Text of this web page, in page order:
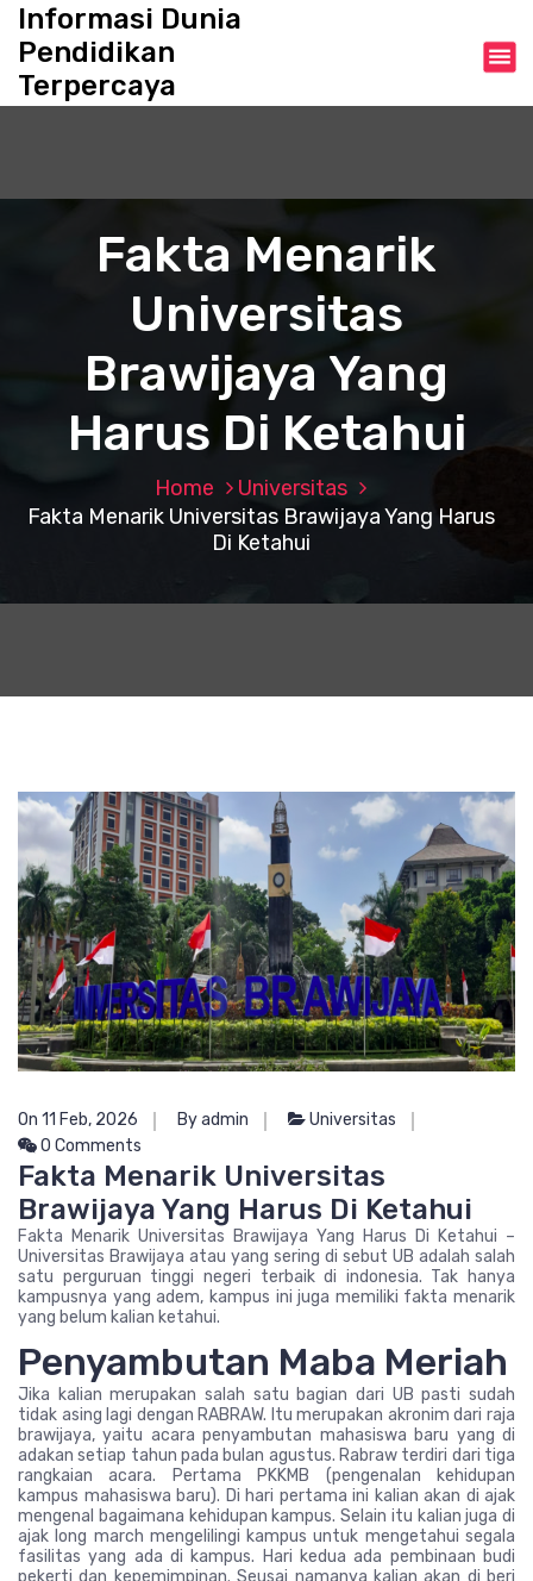
o
Informasi Dunia
Pendidikan
Terpercaya
Fakta Menarik
Universitas
Brawijaya Yang
Harus Di Ketahui
Home
Universitas
Fakta Menarik Universitas Brawijaya Yang Harus
Di Ketahui
On 11 Feb, 2026 By admin
Universitas
0 Comments
Fakta Menarik Universitas
Brawijaya Yang Harus Di Ketahui
Fakta Menarik Universitas Brawijaya Yang Harus Di Ketahui –
Universitas Brawijaya atau yang sering di sebut UB adalah salah
satu perguruan tinggi negeri terbaik di indonesia. Tak hanya
kampusnya yang adem, kampus ini juga memiliki fakta menarik
yang belum kalian ketahui.
Penyambutan Maba Meriah
Jika kalian merupakan salah satu bagian dari UB pasti sudah
tidak asing lagi dengan RABRAW. Itu merupakan akronim dari raja
brawijaya, yaitu acara penyambutan mahasiswa baru yang di
adakan setiap tahun pada bulan agustus. Rabraw terdiri dari tiga
rangkaian acara. Pertama PKKMB (pengenalan kehidupan
kampus mahasiswa baru). Di hari pertama ini kalian akan di ajak
mengenal bagaimana kehidupan kampus. Selain itu kalian juga di
ajak long march mengelilingi kampus untuk mengetahui segala
fasilitas yang ada di kampus. Hari kedua ada pembinaan budi